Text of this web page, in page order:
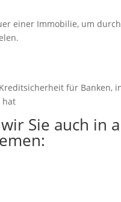
einer Immobilie, um
für Banken,
hat
Sie auch in